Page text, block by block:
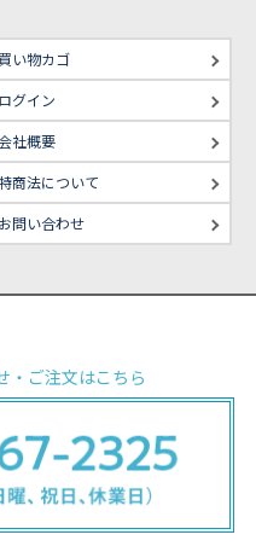
買い物カゴ
ログイン
社概要
商法について
お問い合わせ
・ご注文はこちら